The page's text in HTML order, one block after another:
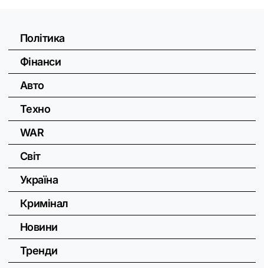
Політика
Фінанси
Авто
Техно
WAR
Світ
Україна
Кримінал
Новини
Тренди